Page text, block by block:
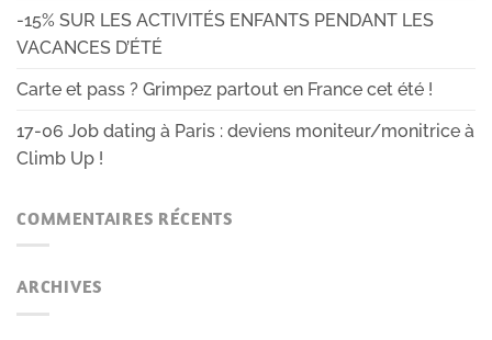
-15% SUR LES ACTIVITÉS ENFANTS PENDANT LES
VACANCES D’ÉTÉ
Carte et pass ? Grimpez partout en France cet été !
17-06 Job dating à Paris : deviens moniteur/monitrice à
Climb Up !
COMMENTAIRES RÉCENTS
ARCHIVES